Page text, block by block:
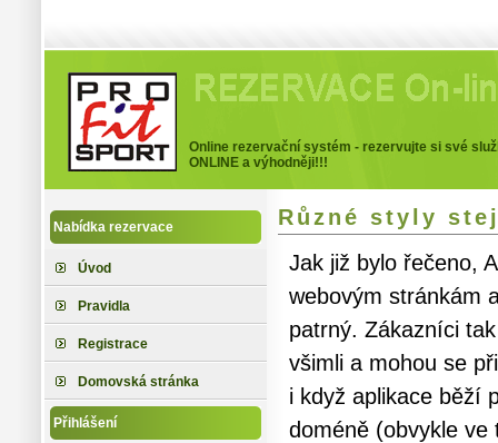
Profitsport
Online rezervační systém - rezervujte si své
ONLINE a výhodněji!!!
Nabídka rezervace
Úvod
Pravidla
Registrace
Domovská stránka
Přihlášení
Různé styly
Jak již bylo řečeno,
webovým stránkám
patrný. Zákazníci
všimli a mohou se
i když aplikace běží
doméně (obvykle ve